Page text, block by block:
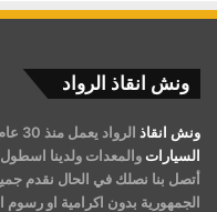
ونش انقاذ الرواد
ونش انقاذ الرواد يعمل منذ 30 عام ومتخصصون في
السيارات
أتصل بنا نصلك في الحال نقدم
الجمهورية بدون اكرامية او